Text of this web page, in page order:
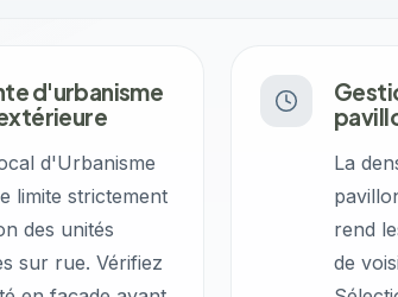
d'urbanisme
d'Urbanisme
limite strictement
des unités
sur rue. Vérifiez
La
rend
de